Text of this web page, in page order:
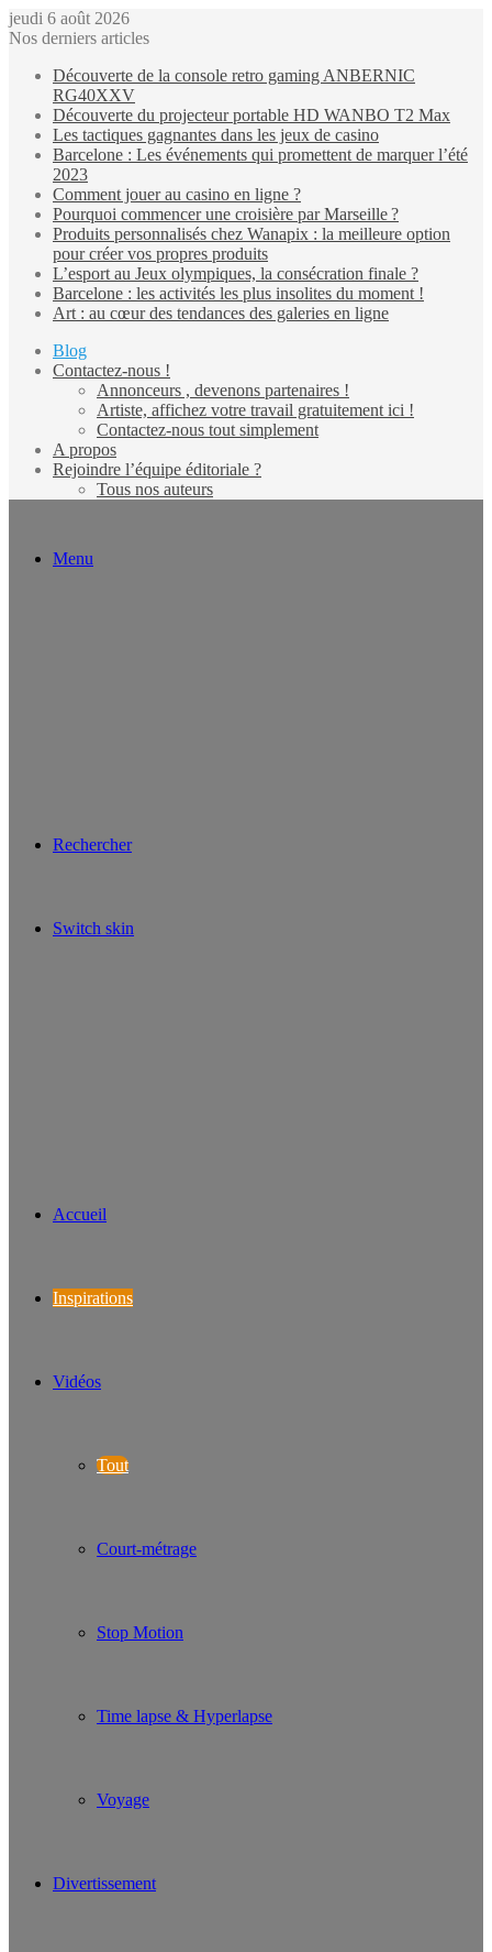
jeudi 6 août 2026
Nos derniers articles
Découverte de la console retro gaming ANBERNIC
RG40XXV
Découverte du projecteur portable HD WANBO T2 Max
Les tactiques gagnantes dans les jeux de casino
Barcelone : Les événements qui promettent de marquer l’été
2023
Comment jouer au casino en ligne ?
Pourquoi commencer une croisière par Marseille ?
Produits personnalisés chez Wanapix : la meilleure option
pour créer vos propres produits
L’esport au Jeux olympiques, la consécration finale ?
Barcelone : les activités les plus insolites du moment !
Art : au cœur des tendances des galeries en ligne
Blog
Contactez-nous !
Annonceurs , devenons partenaires !
Artiste, affichez votre travail gratuitement ici !
Contactez-nous tout simplement
A propos
Rejoindre l’équipe éditoriale ?
Tous nos auteurs
Menu
Rechercher
Switch skin
Accueil
Inspirations
Vidéos
Tout
Court-métrage
Stop Motion
Time lapse & Hyperlapse
Voyage
Divertissement